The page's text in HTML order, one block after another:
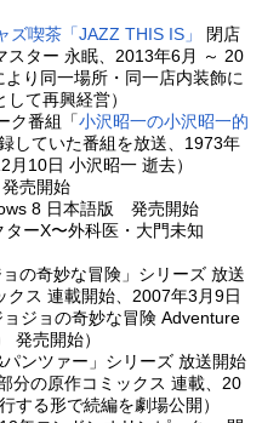
ズ喫茶「JAZZ THIS IS」
閉店
スター 永眠、2013年6月 ～ 20
り同一場所・同一店内装飾に
て再興経営）
ク番組「小沢昭一の小沢昭一的
していた番組を放送、1973年
10日 小沢昭一 逝去）
売開始
8 日本語版 発売開始
ーX〜外科医・大門未知
の奇妙な冒険」シリーズ 放送
ス 連載開始、2007年3月9日
ジョの奇妙な冒険 Adventure
発売開始）
ンツァー」シリーズ 放送開始
分の原作コミックス 連載、20
する形で続編を劇場公開）